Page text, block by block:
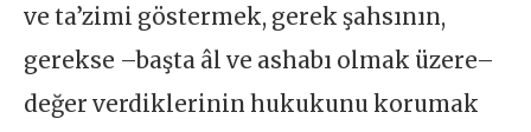
ve ta’zimi göstermek, gerek şahsının,
gerekse –başta âl ve ashabı olmak üzere–
değer verdiklerinin hukukunu korumak